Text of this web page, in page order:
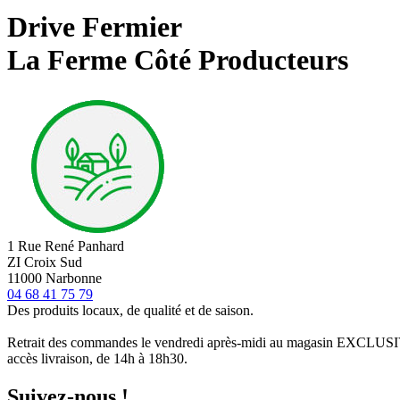
Drive Fermier
La Ferme Côté Producteurs
1 Rue René Panhard
ZI Croix Sud
11000 Narbonne
04 68 41 75 79
Des produits locaux, de qualité et de saison.
Retrait des commandes le vendredi après-midi au magasin
accès livraison, de 14h à 18h30.